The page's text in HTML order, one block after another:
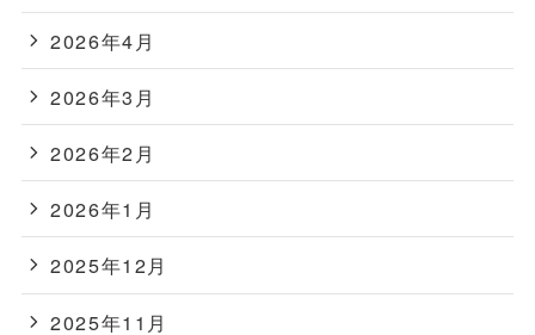
2026年4月
2026年3月
2026年2月
2026年1月
2025年12月
2025年11月